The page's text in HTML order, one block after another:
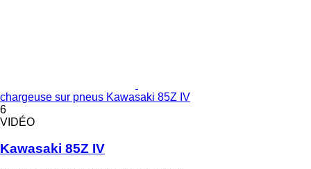
chargeuse sur pneus Kawasaki 85Z IV
6
VIDÉO
Kawasaki 85Z IV